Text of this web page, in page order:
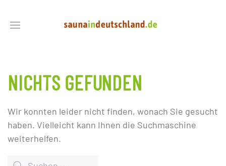
NICHTS GEFUNDEN
Wir konnten leider nicht finden, wonach Sie gesucht
haben. Vielleicht kann Ihnen die Suchmaschine
weiterhelfen.